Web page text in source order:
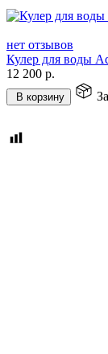
нет отзывов
Кулер для воды
12 200 р.
В корзину